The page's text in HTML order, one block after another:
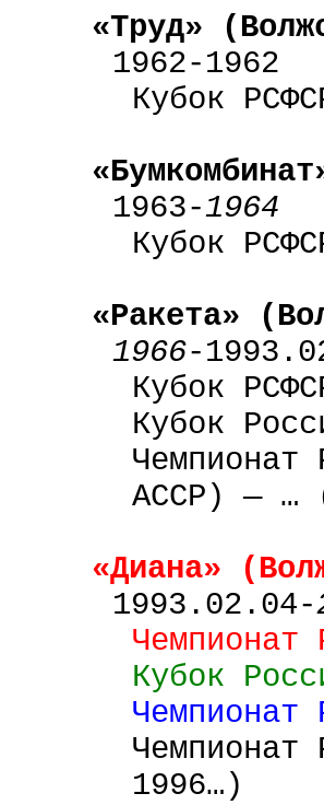
«Труд»
1962-1962
Кубок
1963-1964
Кубок
«Ракета»
1966-
Кубок
Кубок
АССР) — …
«Диана»
1993.02.04-
Кубок
1996…)